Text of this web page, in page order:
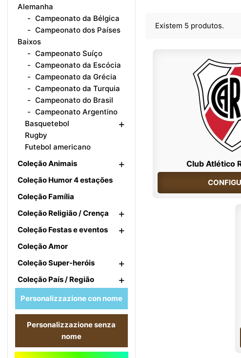
Alemanha
Campeonato da Bélgica
Campeonato dos Países
Baixos
Campeonato Suíço
Campeonato da Escócia
Campeonato da Grécia
Campeonato da Turquia
Campeonato do Brasil
Campeonato Argentino
Basquetebol
+
Rugby
Futebol americano
Coleção Animais
+
Coleção Humor 4 estações
Coleção Família
Coleção Religião / Crença
+
Coleção Festas e eventos +
Coleção Amor
Coleção Super-heróis
+
Coleção País / Região +
Personalizzazione con nome
Personalizzazione senza
nome
Existem 5 produtos.
Club Atlético